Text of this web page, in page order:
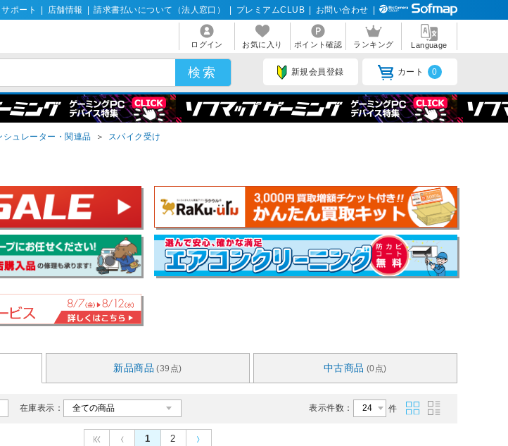
ポート 店舗情報 請求書払いについて（法人窓口） プレミアムCLUB お問い合わせ
ログイン お気に入り ポイント確認 ランキング Language
新規会員登録 カート 0
シュレーター・関連品 ＞ スパイク受け
新品商品 (39点) 中古商品 (0点)
在庫表示： 表示件数： 件
1 2